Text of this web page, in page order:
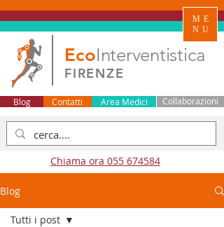
EcoInterventistica
FIRENZE
Collaborazioni
Area Medici
Contatti
Blog
Chiama ora 055 674584
ME
NU
Blog
Tutti i post